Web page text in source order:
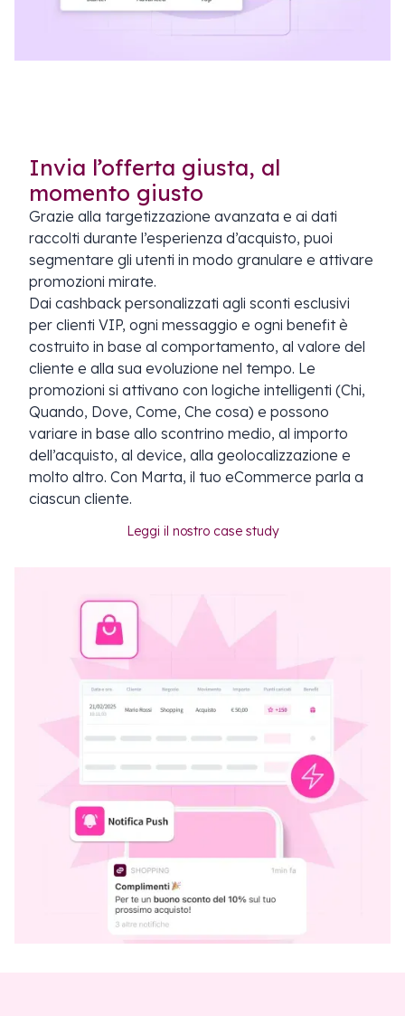
Invia l’offerta giusta, al
momento giusto
Grazie alla targetizzazione avanzata e ai dati
raccolti durante l’esperienza d’acquisto, puoi
segmentare gli utenti in modo granulare e attivare
promozioni mirate.
Dai cashback personalizzati agli sconti esclusivi
per clienti VIP, ogni messaggio e ogni benefit è
costruito in base al comportamento, al valore del
cliente e alla sua evoluzione nel tempo. Le
promozioni si attivano con logiche intelligenti (Chi,
Quando, Dove, Come, Che cosa) e possono
variare in base allo scontrino medio, al importo
dell’acquisto, al device, alla geolocalizzazione e
molto altro. Con Marta, il tuo eCommerce parla a
ciascun cliente.
Leggi il nostro case study